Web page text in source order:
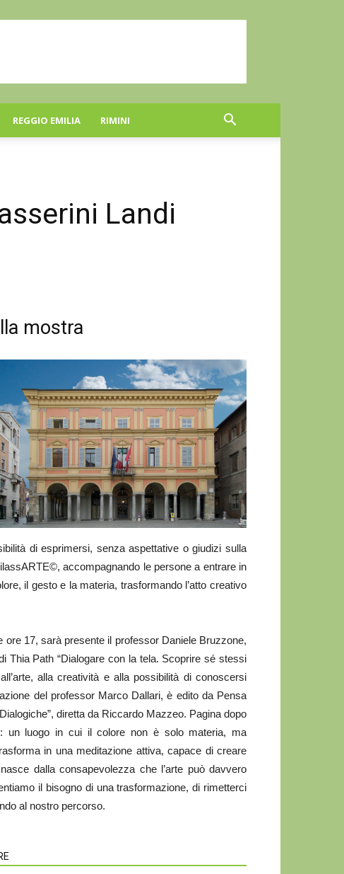
REGGIO EMILIA RIMINI
Landi
mostra
di esprimersi, senza aspettative o giudizi sulla
accompagnando le persone a entrare in
il gesto e la materia, trasformando l’atto creativo
ore 17, sarà presente il professor Daniele Bruzzone,
Thia Path “Dialogare con la tela. Scoprire sé stessi
alla creatività e alla possibilità di conoscersi
del professor Marco Dallari, è edito da Pensa
diretta da Riccardo Mazzeo. Pagina dopo
un luogo in cui il colore non è solo materia, ma
in una meditazione attiva, capace di creare
dalla consapevolezza che l’arte può davvero
il bisogno di una trasformazione, di rimetterci
al nostro percorso.